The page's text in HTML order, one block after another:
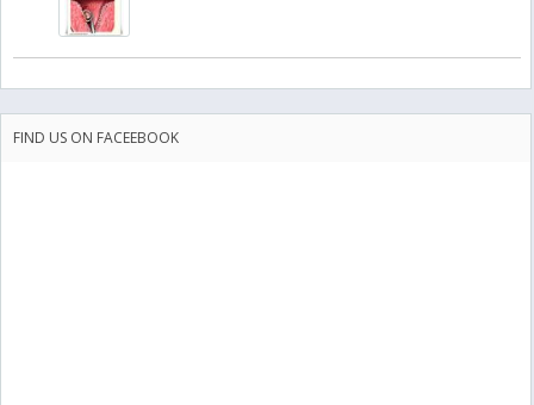
FIND US ON FACEEBOOK